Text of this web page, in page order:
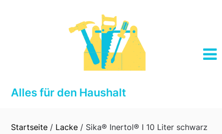
Alles für den Haushalt
Startseite / Lacke / Sika® Inertol® I 10 Liter schwarz